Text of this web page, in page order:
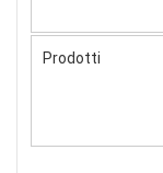
Prodotti